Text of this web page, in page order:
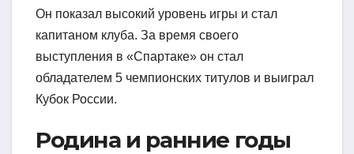
Он показал высокий уровень игры и стал
капитаном клуба. За время своего
выступления в «Спартаке» он стал
обладателем 5 чемпионских титулов и выиграл
Кубок России.
Родина и ранние годы